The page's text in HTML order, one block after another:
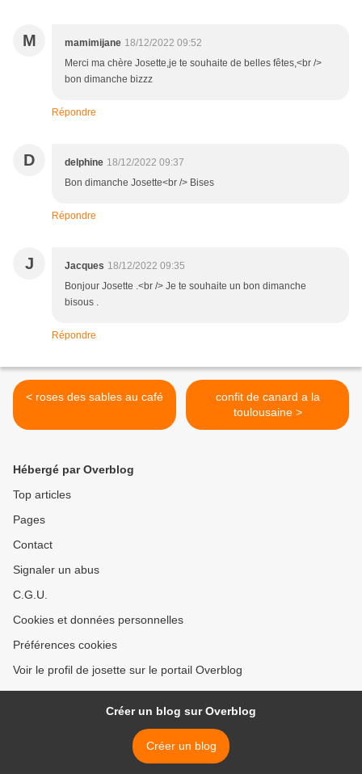
M mamimijane 18/12/2022 09:52
Merci ma chère Josette,je te souhaite de belles fêtes,<br />
bon dimanche bizzz
Répondre
D delphine 18/12/2022 09:37
Bon dimanche Josette<br /> Bises
Répondre
J Jacques 18/12/2022 09:35
Bonjour Josette .<br /> Je te souhaite un bon dimanche
bisous .
Répondre
< roses des sables au café
confit de canard a la
toulousaine >
Hébergé par Overblog
Top articles
Pages
Contact
Signaler un abus
C.G.U.
Cookies et données personnelles
Préférences cookies
Voir le profil de josette sur le portail Overblog
Créer un blog sur Overblog
Créer un blog